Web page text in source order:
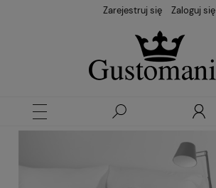
Zarejestruj się Zaloguj się